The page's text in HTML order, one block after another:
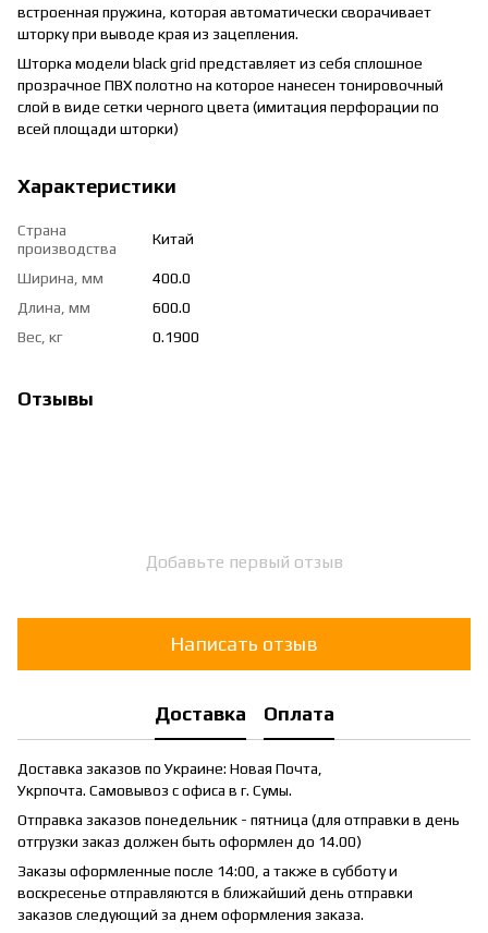
встроенная пружина, которая автоматически сворачивает
шторку при выводе края из зацепления.
Шторка модели black grid представляет из себя сплошное
прозрачное ПВХ полотно на которое нанесен тонировочный
слой в виде сетки черного цвета (имитация перфорации по
всей площади шторки)
Характеристики
Страна
производства
Китай
Ширина, мм
400.0
Длина, мм
600.0
Вес, кг
0.1900
Отзывы
Добавьте первый отзыв
Написать отзыв
Доставка Оплата
Доставка заказов по Украине: Новая Почта,
Укрпочта. Самовывоз с офиса в г. Сумы.
Отправка заказов понедельник - пятница (для отправки в день
отгрузки заказ должен быть оформлен до 14.00)
Заказы оформленные после 14:00, а также в субботу и
воскресенье отправляются в ближайший день отправки
заказов следующий за днем оформления заказа.